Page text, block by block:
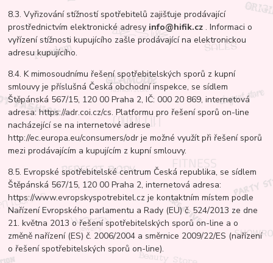
8.3. Vyřizování stížností spotřebitelů zajišťuje prodávající
prostřednictvím elektronické adresy info@hifik.cz . Informaci o
vyřízení stížnosti kupujícího zašle prodávající na elektronickou
adresu kupujícího.
8.4. K mimosoudnímu řešení spotřebitelských sporů z kupní
smlouvy je příslušná Česká obchodní inspekce, se sídlem
Štěpánská 567/15, 120 00 Praha 2, IČ: 000 20 869, internetová
adresa: https://adr.coi.cz/cs. Platformu pro řešení sporů on-line
nacházející se na internetové adrese
http://ec.europa.eu/consumers/odr je možné využít při řešení sporů
mezi prodávajícím a kupujícím z kupní smlouvy.
8.5. Evropské spotřebitelské centrum Česká republika, se sídlem
Štěpánská 567/15, 120 00 Praha 2, internetová adresa:
https://www.evropskyspotrebitel.cz je kontaktním místem podle
Nařízení Evropského parlamentu a Rady (EU) č. 524/2013 ze dne
21. května 2013 o řešení spotřebitelských sporů on-line a o
změně nařízení (ES) č. 2006/2004 a směrnice 2009/22/ES (nařízení
o řešení spotřebitelských sporů on-line).